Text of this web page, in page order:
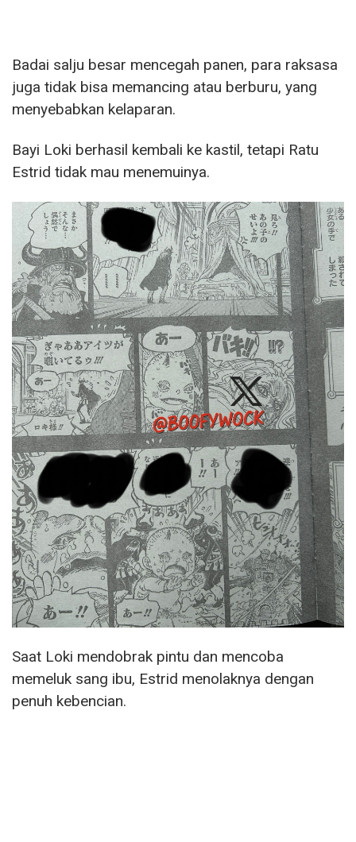
Badai salju besar mencegah panen, para raksasa
juga tidak bisa memancing atau berburu, yang
menyebabkan kelaparan.
Bayi Loki berhasil kembali ke kastil, tetapi Ratu
Estrid tidak mau menemuinya.
Saat Loki mendobrak pintu dan mencoba
memeluk sang ibu, Estrid menolaknya dengan
penuh kebencian.